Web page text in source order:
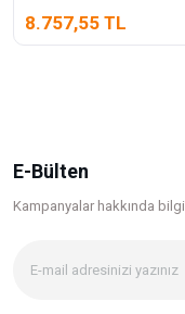
8.757,55 TL
E-Bülten
Kampanyalar hakkında bilgi